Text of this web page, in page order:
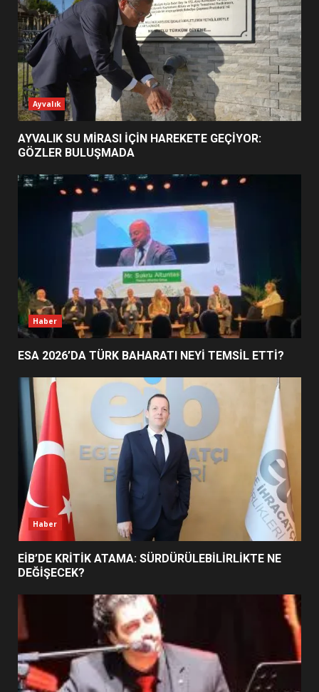
1
AYVALIK SU MİRASI İÇİN
HAREKETE GEÇİYOR: GÖZLER
BULUŞMADA
2
ESA 2026’DA TÜRK BAHARATI
NEYİ TEMSİL ETTİ?
EİB’DE KRİTİK ATAMA:
SÜRDÜRÜLEBİLİRLİKTE NE
DEĞİŞECEK?
4
EDREMİT’İN GURURU TÜRKİYE
FİNALİNDE NE BAŞARDI?
5
UZATILDI: NE DEĞİŞTİ?
6
BURHANİYE SATRANÇ
TURNUVASI KAYITLARI NEYİ
DEĞİŞTİRİYOR?
BURHANİYE BELEDİYESPOR’DA
YENİ YÖNETİM NASIL
Ayvalık
AYVALIK SU MİRASI İÇİN HAREKETE GEÇİYOR:
GÖZLER BULUŞMADA
Haber
ESA 2026’DA TÜRK BAHARATI NEYİ TEMSİL ETTİ?
Haber
EİB’DE KRİTİK ATAMA: SÜRDÜRÜLEBİLİRLİKTE NE
DEĞİŞECEK?